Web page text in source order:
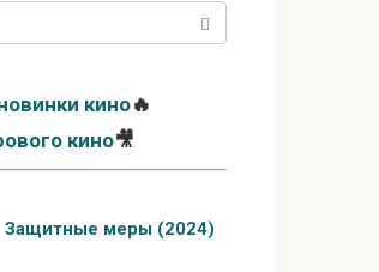
кино🔥
кино🎥
Защитные меры (2024)